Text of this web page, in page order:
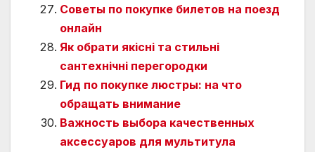
Советы по покупке билетов на поезд
онлайн
Як обрати якісні та стильні
сантехнічні перегородки
Гид по покупке люстры: на что
обращать внимание
Важность выбора качественных
аксессуаров для мультитула